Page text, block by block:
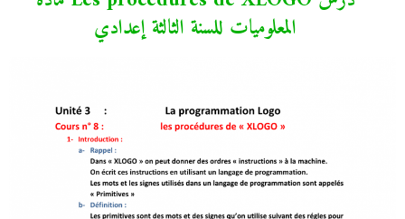
المعلوميات للسنة الثالثة إعدادي